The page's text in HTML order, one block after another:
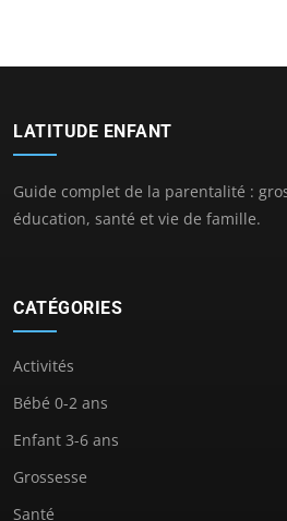
LATITUDE ENFANT
Guide complet de la parentalité :
éducation, santé et vie de famille.
CATÉGORIES
Activités
Bébé 0-2 ans
Enfant 3-6 ans
Grossesse
Santé